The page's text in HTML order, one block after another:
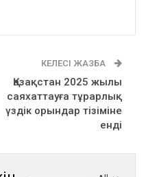
КЕЛЕСІ ЖАЗБА
Қазақстан 2025 жылы
саяхаттауға тұрарлық
үздік орындар тізіміне
енді